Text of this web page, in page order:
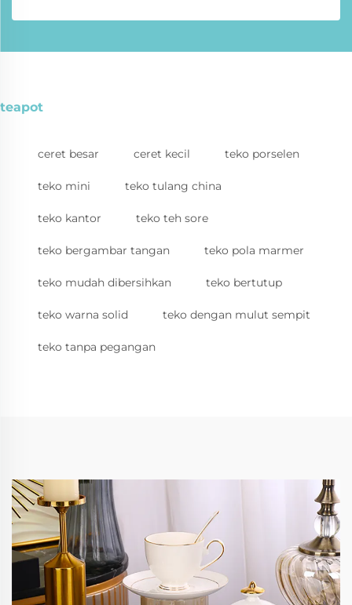
teapot
ceret besar ceret kecil teko porselen
teko mini teko tulang china
teko kantor teko teh sore
teko bergambar tangan teko pola marmer
teko mudah dibersihkan teko bertutup
teko warna solid teko dengan mulut sempit
teko tanpa pegangan